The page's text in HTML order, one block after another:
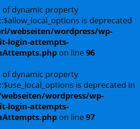
of dynamic property
is deprecated
webseiten/wordpress/wp-
login-attempts-
on line96
of dynamic property
is deprecated in
wordpress/wp-
login-attempts-
on line97